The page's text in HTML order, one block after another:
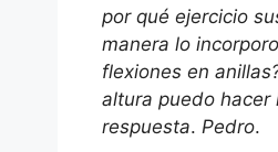
por qué ejercicio
manera lo
flexiones en
altura puedo hacer
respuesta. Pedro.